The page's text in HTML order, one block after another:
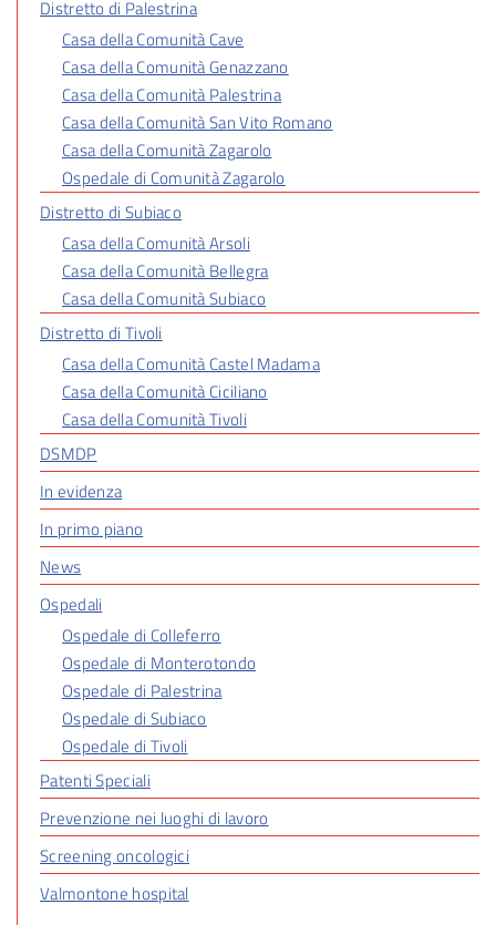
Distretto di Palestrina
Casa della Comunità Cave
Casa della Comunità Genazzano
Casa della Comunità Palestrina
Casa della Comunità San Vito Romano
Casa della Comunità Zagarolo
Ospedale di Comunità Zagarolo
Distretto di Subiaco
Casa della Comunità Arsoli
Casa della Comunità Bellegra
Casa della Comunità Subiaco
Distretto di Tivoli
Casa della Comunità Castel Madama
Casa della Comunità Ciciliano
Casa della Comunità Tivoli
DSMDP
In evidenza
In primo piano
News
Ospedali
Ospedale di Colleferro
Ospedale di Monterotondo
Ospedale di Palestrina
Ospedale di Subiaco
Ospedale di Tivoli
Patenti Speciali
Prevenzione nei luoghi di lavoro
Screening oncologici
Valmontone hospital